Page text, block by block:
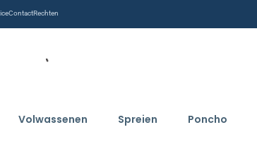
ContactRechten
Volwassenen Spreien Poncho